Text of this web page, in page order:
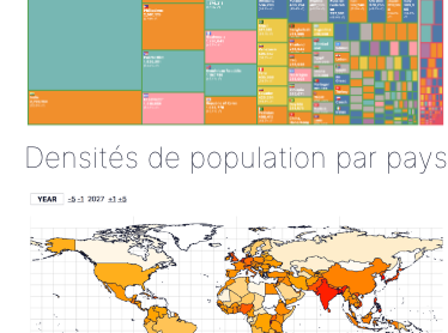
Densités de population par pays